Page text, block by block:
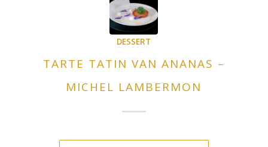
DESSERT
TARTE TATIN VAN ANANAS –
MICHEL LAMBERMON